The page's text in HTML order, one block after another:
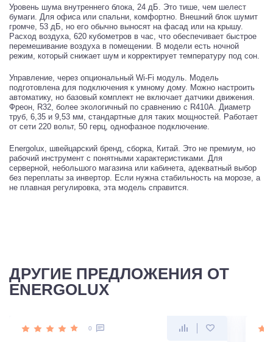
Уровень шума внутреннего блока, 24 дБ. Это тише, чем шелест
бумаги. Для офиса или спальни, комфортно. Внешний блок шумит
громче, 53 дБ, но его обычно выносят на фасад или на крышу.
Расход воздуха, 620 кубометров в час, что обеспечивает быстрое
перемешивание воздуха в помещении. В модели есть ночной
режим, который снижает шум и корректирует температуру под сон.
Управление, через опциональный Wi-Fi модуль. Модель
подготовлена для подключения к умному дому. Можно настроить
автоматику, но базовый комплект не включает датчики движения.
Фреон, R32, более экологичный по сравнению с R410A. Диаметр
труб, 6,35 и 9,53 мм, стандартные для таких мощностей. Работает
от сети 220 вольт, 50 герц, однофазное подключение.
Energolux, швейцарский бренд, сборка, Китай. Это не премиум, но
рабочий инструмент с понятными характеристиками. Для
серверной, небольшого магазина или кабинета, адекватный выбор
без переплаты за инвертор. Если нужна стабильность на морозе, а
не плавная регулировка, эта модель справится.
ДРУГИЕ ПРЕДЛОЖЕНИЯ ОТ
ENERGOLUX
0